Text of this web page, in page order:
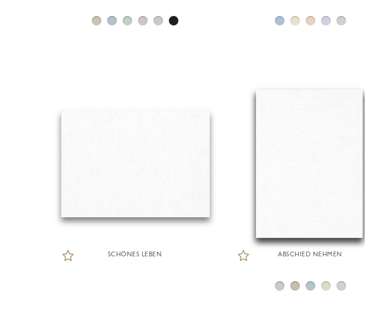
SCHÖNES LEBEN ABSCHIED NEHMEN